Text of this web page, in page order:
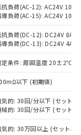
抗負荷(AC-12): AC24V 10A/
導負荷(AC-15): AC24V
抗負荷(DC-12): DC24V 8A/
導負荷(DC-13): DC24V 4A/
定条件: 周囲温度 20±2℃、
以下 (初期値)
気的: 30回/分以下 (セット
械的: 30回/分以下 (セット
気的: 30万回以上 (セット、
物質）の
能な商品で
質）の非含